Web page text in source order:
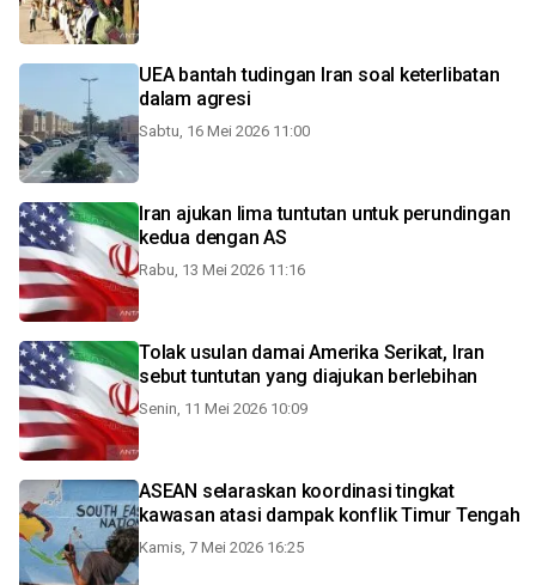
UEA bantah tudingan Iran soal keterlibatan
dalam agresi
Sabtu, 16 Mei 2026 11:00
Iran ajukan lima tuntutan untuk perundingan
kedua dengan AS
Rabu, 13 Mei 2026 11:16
Tolak usulan damai Amerika Serikat, Iran
sebut tuntutan yang diajukan berlebihan
Senin, 11 Mei 2026 10:09
ASEAN selaraskan koordinasi tingkat
kawasan atasi dampak konflik Timur Tengah
Kamis, 7 Mei 2026 16:25